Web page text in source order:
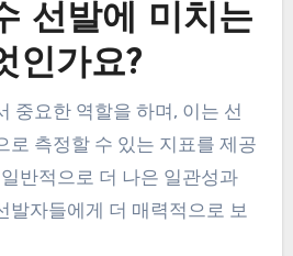
선발에 미치는
인가요?
중요한 역할을 하며, 이는 선
로 측정할 수 있는 지표를 제공
반적으로 더 나은 일관성과
발자들에게 더 매력적으로 보